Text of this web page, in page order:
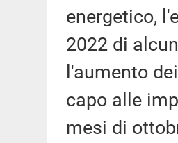
energetico,
2022 di
l'aumento
capo alle
mesi di